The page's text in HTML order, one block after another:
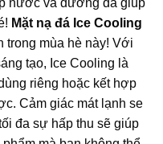
Mặt nạ đá Ice Cooling
trong mùa hè này! Với
tạo, Ice Cooling là
riêng hoặc kết hợp
Cảm giác mát lạnh se
đa sự hấp thu sẽ giúp